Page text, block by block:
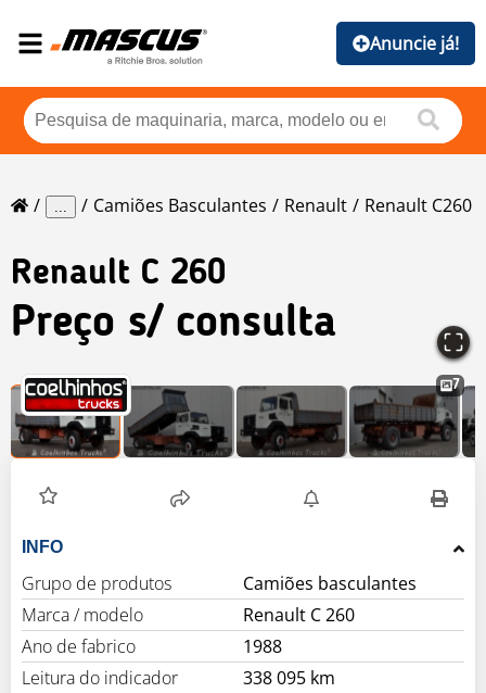
Anuncie já!
... Camiões Basculantes Renault Renault C260
Renault C 260
Preço s/ consulta
7
INFO
Grupo de produtos
Camiões basculantes
Marca / modelo
Renault C 260
Ano de fabrico
1988
Leitura do indicador
338 095 km